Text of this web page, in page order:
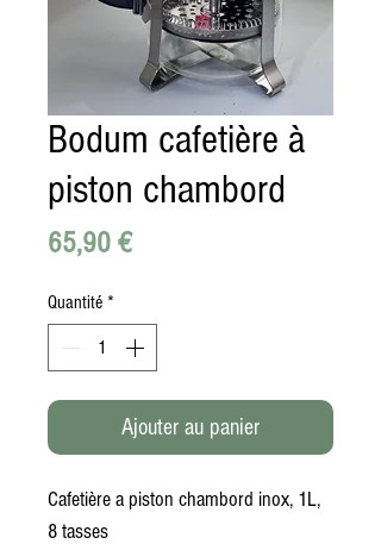
Bodum cafetière à
piston chambord
65,90 €Prix
Quantité *
Ajouter au panier
Cafetière a piston chambord inox, 1L,
8 tasses